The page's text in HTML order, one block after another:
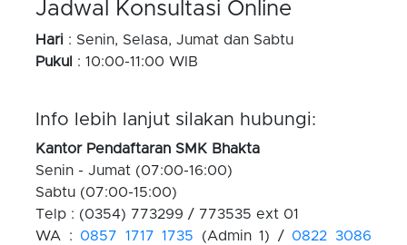
Jadwal Konsultasi Online
Hari : Senin, Selasa, Jumat dan Sabtu
Pukul
: 10:00-11:00 WIB
Info lebih lanjut silakan hubungi:
Kantor Pendaftaran SMK Bhakta
Senin - Jumat (07:00-16:00)
Sabtu (07:00-15:00)
Telp : (0354) 773299 / 773535 ext 01
WA : 0857 1717 1735 (Admin 1) / 0822 3086